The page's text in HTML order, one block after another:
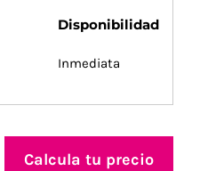
Disponibilidad
Inmediata
Calcula tu precio